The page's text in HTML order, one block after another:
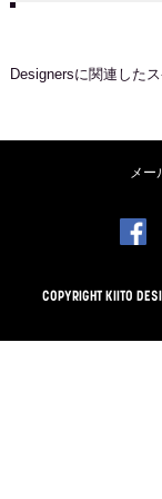
Designersに関連した
メー
COPYRIGHT KIITO